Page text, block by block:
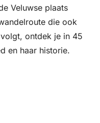
Veluwse plaats
die ook
ontdek je in 45
en haar historie.